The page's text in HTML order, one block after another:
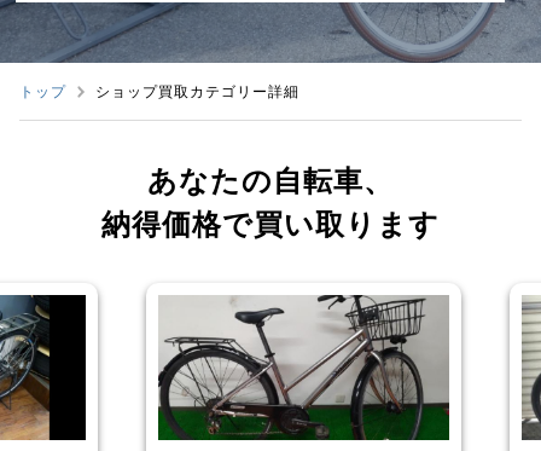
トップ ショップ買取カテゴリー詳細
あなたの自転車、
納得価格で買い取ります